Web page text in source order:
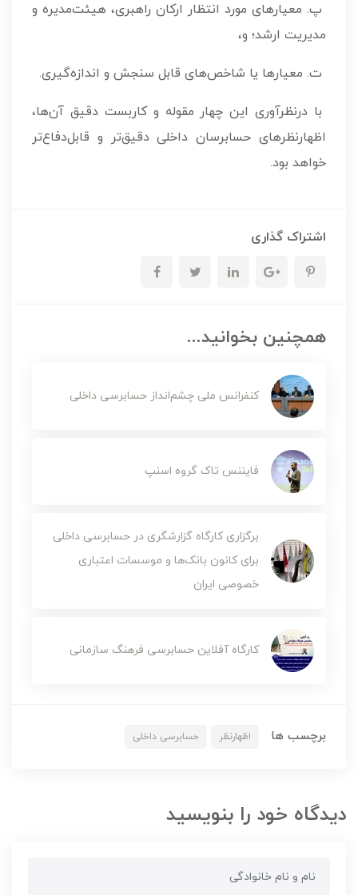
پ. معیارهای مورد انتظار ارکان راهبری، هیئت‌مدیره و
مدیریت ارشد؛ و،
ت. معیارها یا شاخص‌های قابل سنجش و اندازه‌گیری.
با درنظرآوری این چهار مقوله و کاربست دقیق آن‌ها،
اظهارنظرهای حسابرسان داخلی دقیق‌تر و قابل‌دفاع‌تر
خواهد بود.
اشتراک گذاری
همچنین بخوانید...
کنفرانس ملی چشم‌انداز حسابرسی داخلی
فایننس تاک گروه اسنپ
برگزاری کارگاه گزارشگری در حسابرسی داخلی
برای کانون بانک‌ها و موسسات اعتباری
خصوصی ایران
کارگاه آفلاین حسابرسی فرهنگ سازمانی
برچسب ها اظهارنظر حسابرسی داخلی
دیدگاه خود را بنویسید